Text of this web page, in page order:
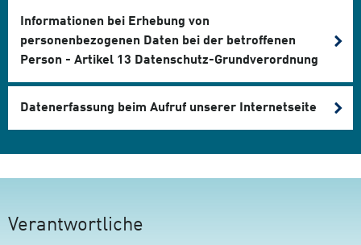
Informationen bei Erhebung von
personenbezogenen Daten bei der betroffenen
Person - Artikel 13 Datenschutz-Grundverordnung
Datenerfassung beim Aufruf unserer Internetseite
Verantwortliche